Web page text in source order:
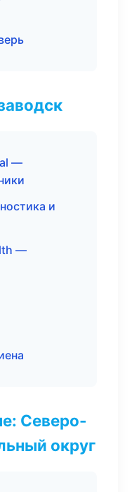
—
и
—
Северо-
округ